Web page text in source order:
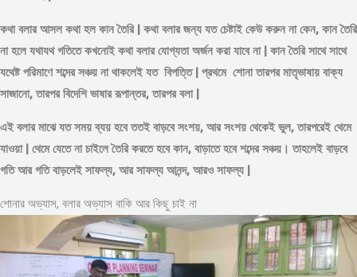
কথা বলার আসল কথা হল কান তৈরি | কথা বলার জন্য যত চেষ্টাই কেউ করুন না কেন, কান তৈরি
না হলে যথাযথ গতিতে কখনোই কথা বলার যোগ্যতা অর্জন করা যাবে না | কান তৈরি সাথে সাথে
যথেষ্ট পরিমাণেশব্দেরসঞ্চয় না থাকলেই যত বিপত্তি | প্রথমে শোনা তারপর মাতৃভাষায় বাক্য
সাজানো, তারপর বিদেশি ভাষার রূপান্তর, তারপর বলা |
এই বলার মাঝে যত সময় ব্যয় হবে ততই বাড়বে সংশয়, আর সংশয় থেকেই ভুল, তারপরেই থেমে
যাওয়া | থেমে যেতে না চাইলে তৈরি করতে হবে কান, বাড়াতে হবে শব্দের সঞ্চয়। তাহলেই বাড়বে
গতি আর গতি বাড়লেই সাফল্য, আর সাফল্য আনন্দ, আরও সাফল্য |
শোনার অভ্যাস, বলার অভ্যাস বাকি আর কিছু চাই না